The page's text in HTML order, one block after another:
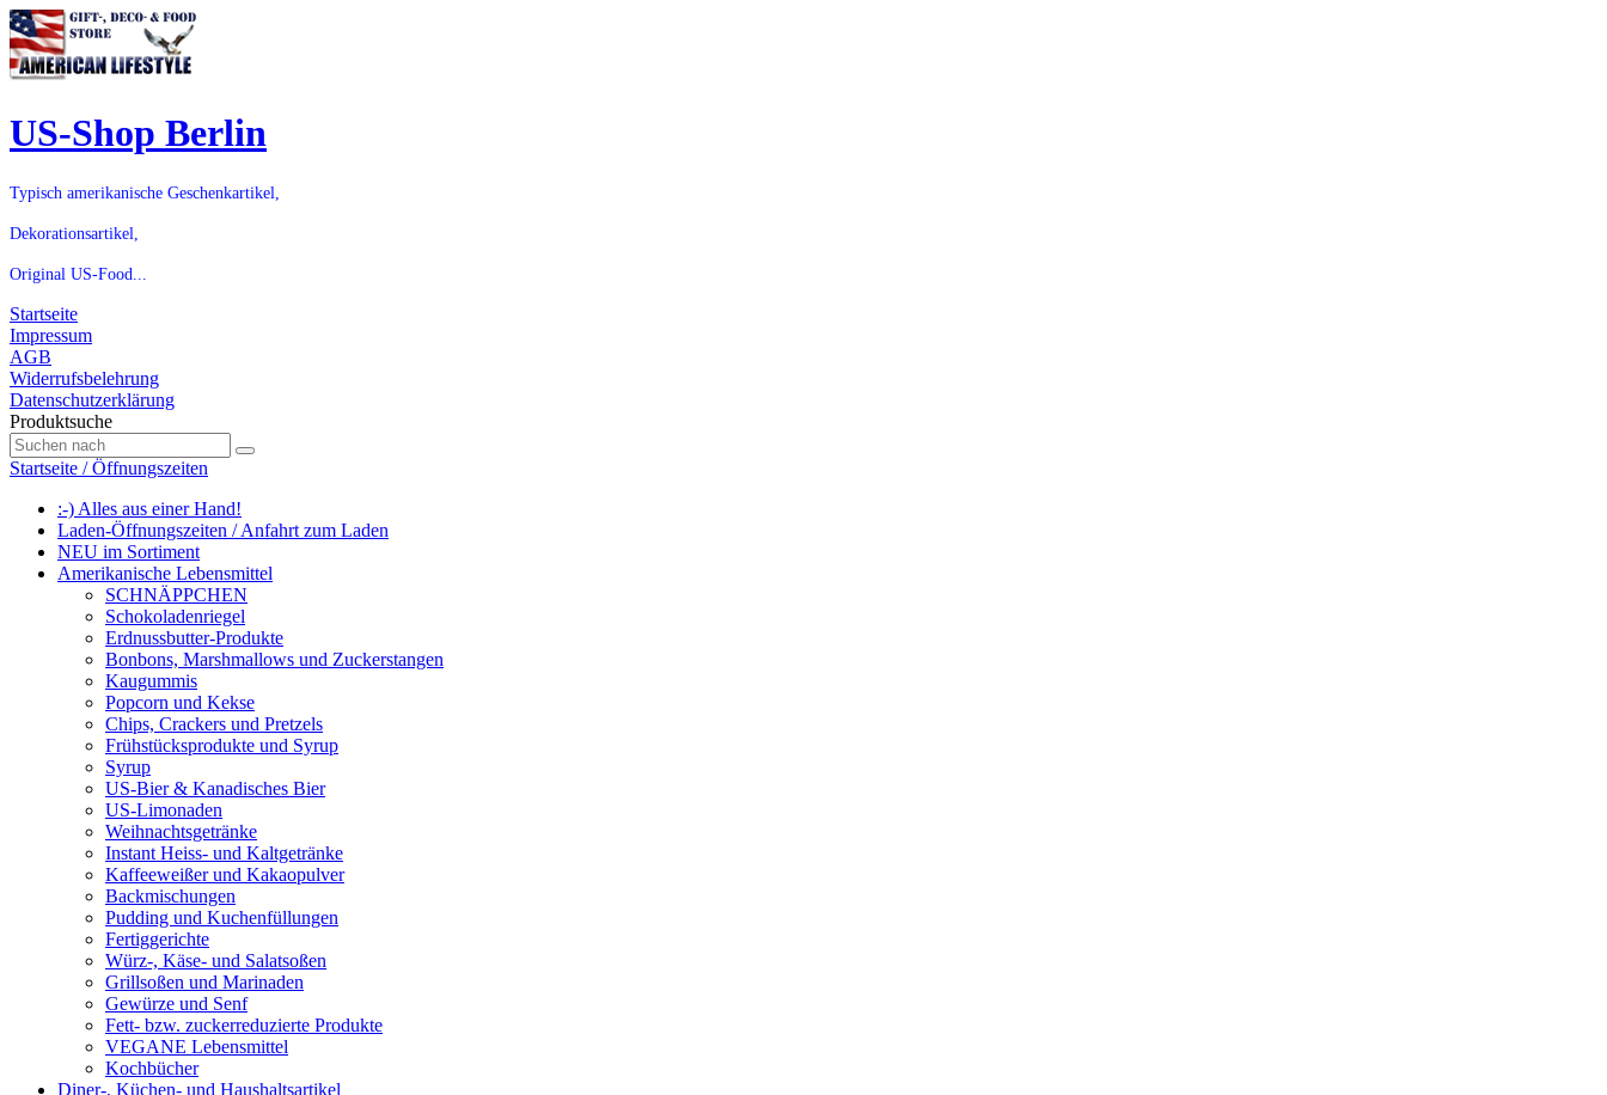
US-Shop Berlin
Typisch amerikanische Geschenkartikel,
Dekorationsartikel,
Original US-Food...
Startseite
Impressum
AGB
Widerrufsbelehrung
Datenschutzerklärung
Produktsuche
Startseite / Öffnungszeiten
:-) Alles aus einer Hand!
Laden-Öffnungszeiten / Anfahrt zum Laden
NEU im Sortiment
Amerikanische Lebensmittel
SCHNÄPPCHEN
Schokoladenriegel
Erdnussbutter-Produkte
Bonbons, Marshmallows und Zuckerstangen
Kaugummis
Popcorn und Kekse
Chips, Crackers und Pretzels
Frühstücksprodukte und Syrup
Syrup
US-Bier & Kanadisches Bier
US-Limonaden
Weihnachtsgetränke
Instant Heiss- und Kaltgetränke
Kaffeeweißer und Kakaopulver
Backmischungen
Pudding und Kuchenfüllungen
Fertiggerichte
Würz-, Käse- und Salatsoßen
Grillsoßen und Marinaden
Gewürze und Senf
Fett- bzw. zuckerreduzierte Produkte
VEGANE Lebensmittel
Kochbücher
Diner-, Küchen- und Haushaltsartikel